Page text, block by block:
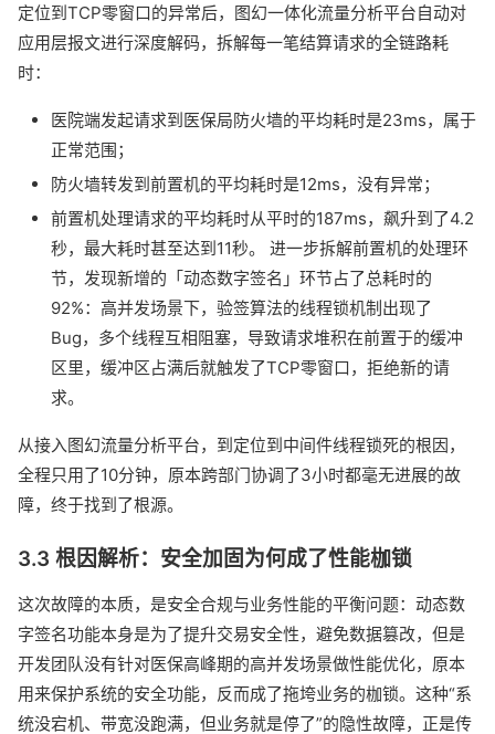
定位到TCP零窗口的异常后，图幻一体化流量分析平台自动对
应用层报文进行深度解码，拆解每一笔结算请求的全链路耗
时：
医院端发起请求到医保局防火墙的平均耗时是23ms，属于
正常范围；
防火墙转发到前置机的平均耗时是12ms，没有异常；
前置机处理请求的平均耗时从平时的187ms，飙升到了4.2
秒，最大耗时甚至达到11秒。 进一步拆解前置机的处理环
节，发现新增的「动态数字签名」环节占了总耗时的
92%：高并发场景下，验签算法的线程锁机制出现了
Bug，多个线程互相阻塞，导致请求堆积在前置于的缓冲
区里，缓冲区占满后就触发了TCP零窗口，拒绝新的请
求。
从接入图幻流量分析平台，到定位到中间件线程锁死的根因，
全程只用了10分钟，原本跨部门协调了3小时都毫无进展的故
障，终于找到了根源。
3.3 根因解析：安全加固为何成了性能枷锁
这次故障的本质，是安全合规与业务性能的平衡问题：动态数
字签名功能本身是为了提升交易安全性，避免数据篡改，但是
开发团队没有针对医保高峰期的高并发场景做性能优化，原本
用来保护系统的安全功能，反而成了拖垮业务的枷锁。这种“系
统没宕机、带宽没跑满，但业务就是停了”的隐性故障，正是传